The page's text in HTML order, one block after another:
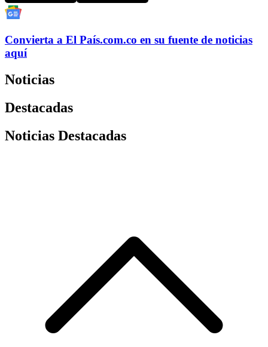
Convierta a El País.com.co en su fuente de noticias
aquí
Noticias
Destacadas
Noticias Destacadas